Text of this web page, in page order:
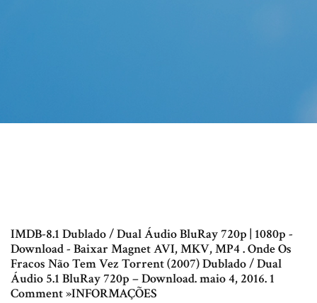
IMDB-8.1 Dublado / Dual Áudio BluRay 720p | 1080p -
Download - Baixar Magnet AVI, MKV, MP4 . Onde Os
Fracos Não Tem Vez Torrent (2007) Dublado / Dual
Áudio 5.1 BluRay 720p – Download. maio 4, 2016. 1
Comment »INFORMAÇÕES